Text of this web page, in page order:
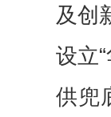
及创
设立
供兜